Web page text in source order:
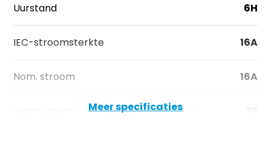
Uurstand 6H
IEC-stroomsterkte 16A
Nom. stroom 16A
Meer specificaties